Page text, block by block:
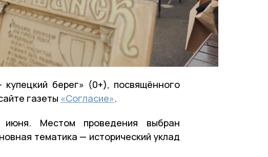
берег» (0+), посвящённого
газеты «Согласие».
июня. Местом проведения выбран
тематика — исторический уклад